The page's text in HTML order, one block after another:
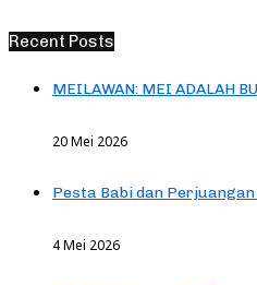
Recent Posts
MEILAWAN: MEI ADALAH
20 Mei 2026
Pesta Babi dan
4 Mei 2026